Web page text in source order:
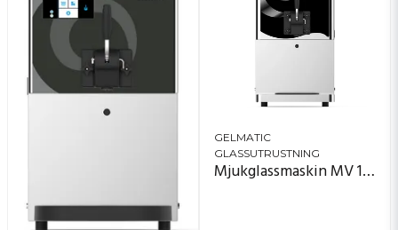
GELMATIC
GLASSUTRUSTNING
Mjukglassmaskin MV 153 HTP